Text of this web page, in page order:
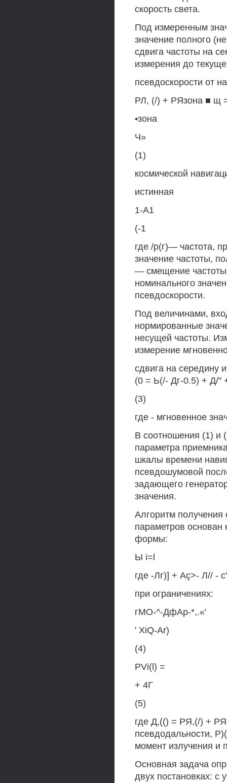
скорость света.
Под измеренным
значение полного
сдвига частоты на
измерения до
псевдоскорости от
РЛ, (/) + РЯзона ■ щ
•зона
Ч»
(1)
космической
истинная
1-А1
(-1
где /р(г)— частота,
значение частоты,
— смещение частоты
номинального
псевдоскорости.
Под величинами,
нормированные
несущей частоты.
измерение
сдвига на середину
(0 = Ь(/- Дг-0.5) + Д/"
(3)
где - мгновенное
В соотношения (1) и
параметра
шкалы времени
псевдошумовой
задающего
значения.
Алгоритм получения
параметров основан
формы:
Ы i=l
где -Лг)] + Aç>- Л// -
при ограничениях:
гМО-^-ДфАр-*,.«'
' XiQ-Ar)
(4)
PVi(l) =
+ 4Г
(5)
где Д,(() = РЯ,(/) +
псевдодальности,
момент излучения и
Основная задача
двух постановках: с